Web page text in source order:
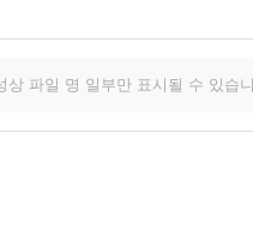
파일 명 일부만 표시될 수 있습